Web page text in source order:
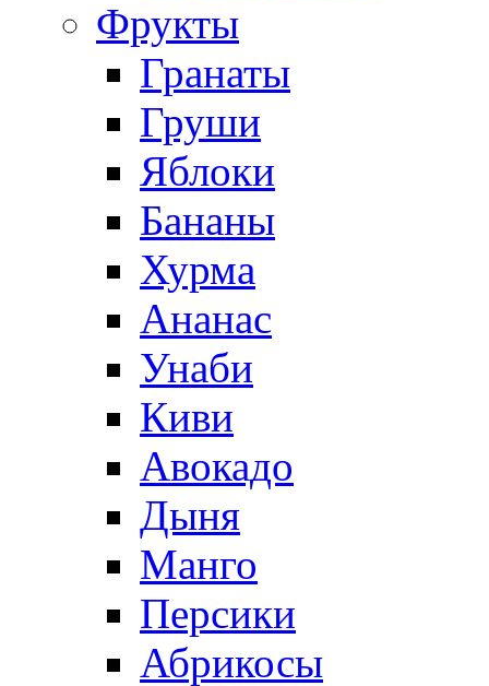
Фрукты
Гранаты
Груши
Яблоки
Бананы
Хурма
Ананас
Унаби
Киви
Авокадо
Дыня
Манго
Персики
Абрикосы